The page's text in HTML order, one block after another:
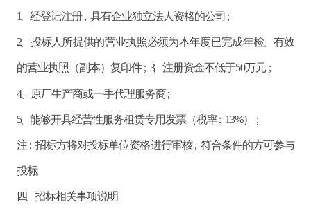
1、经登记注册，具有企业独立法人资格的公司；
2、投标人所提供的营业执照必须为本年度已完成年检、有效
的营业执照（副本）复印件；3、注册资金不低于50万元；
4、原厂生产商或一手代理服务商；
5、能够开具经营性服务租赁专用发票（税率： 13%）；
注：招标方将对投标单位资格进行审核，符合条件的方可参与
投标。
四、招标相关事项说明